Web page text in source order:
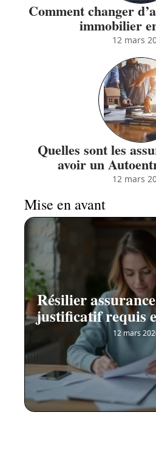
Comment changer
immobilier
12 mars
Quelles sont les
avoir un
12 mars
Mise en avant
Résilier
justificatif requis
12 mars